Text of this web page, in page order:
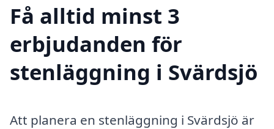
Få alltid minst 3
erbjudanden för
stenläggning i Svärdsjö
Att planera en stenläggning i Svärdsjö är